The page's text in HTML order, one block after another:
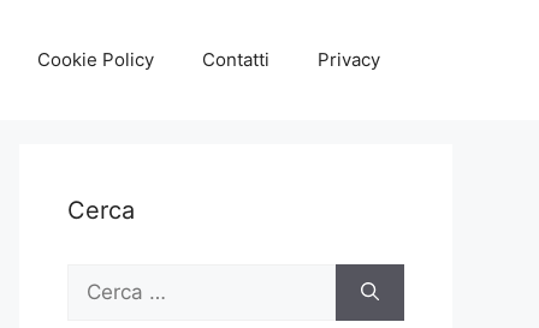
Cookie Policy Contatti Privacy
Cerca
Ricerca